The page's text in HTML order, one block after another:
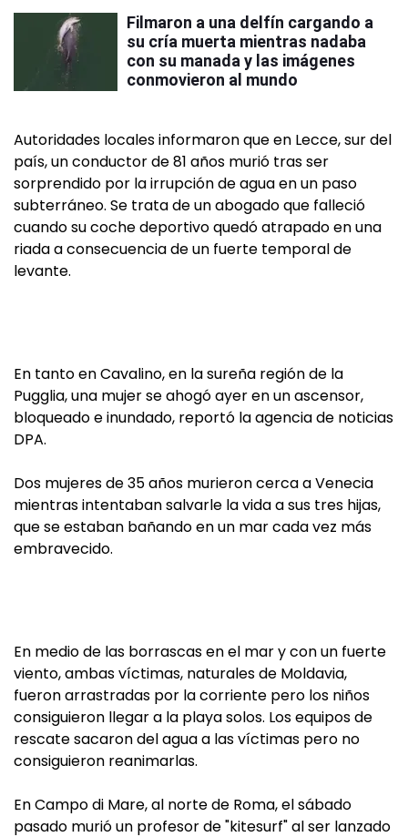
Filmaron a una delfín cargando a
su cría muerta mientras nadaba
con su manada y las imágenes
conmovieron al mundo
Autoridades locales informaron que en Lecce, sur del
país, un conductor de 81 años murió tras ser
sorprendido por la irrupción de agua en un paso
subterráneo. Se trata de un abogado que falleció
cuando su coche deportivo quedó atrapado en una
riada a consecuencia de un fuerte temporal de
levante.
En tanto en Cavalino, en la sureña región de la
Pugglia, una mujer se ahogó ayer en un ascensor,
bloqueado e inundado, reportó la agencia de noticias
DPA.
Dos mujeres de 35 años murieron cerca a Venecia
mientras intentaban salvarle la vida a sus tres hijas,
que se estaban bañando en un mar cada vez más
embravecido.
En medio de las borrascas en el mar y con un fuerte
viento, ambas víctimas, naturales de Moldavia,
fueron arrastradas por la corriente pero los niños
consiguieron llegar a la playa solos. Los equipos de
rescate sacaron del agua a las víctimas pero no
consiguieron reanimarlas.
En Campo di Mare, al norte de Roma, el sábado
pasado murió un profesor de "kitesurf" al ser lanzado